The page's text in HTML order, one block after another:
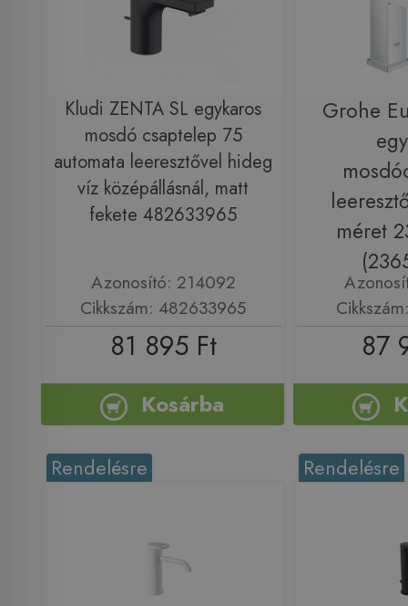
Kludi ZENTA SL egykaros
mosdó csaptelep 75
automata leeresztővel hideg
víz középállásnál, matt
fekete 482633965
Azonosító: 214092
Cikkszám: 482633965
81 895 Ft
Kosárba
Grohe
méret
87
Rendelésre Rendelésre